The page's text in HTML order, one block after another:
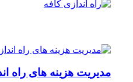
مدیریت هزینه های راه اندازی